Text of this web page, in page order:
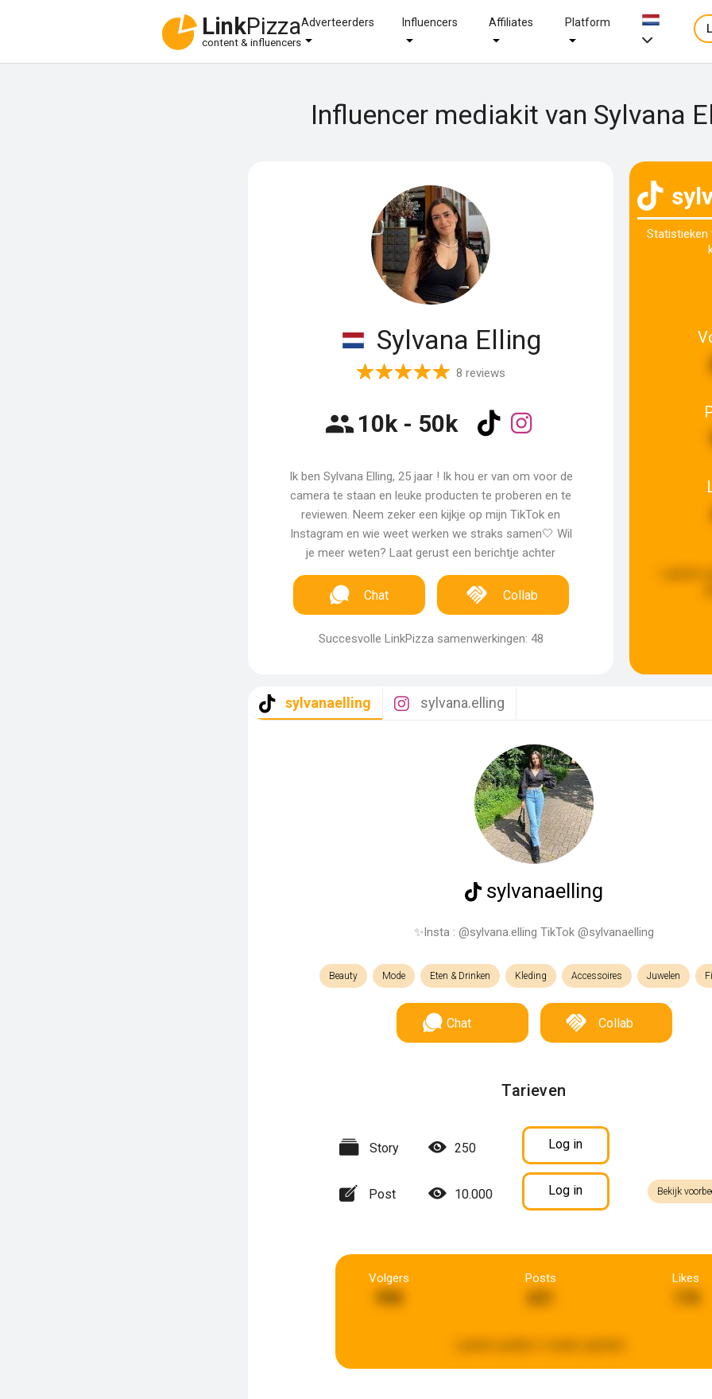
LinkPizza
content & influencers
Adverteerders Influencers Affiliates Platform
Influencer mediakit van Sylvana
Sylvana Elling
8 reviews
10k - 50k
Ik ben Sylvana Elling, 25 jaar ! Ik hou er van om voor de
camera te staan en leuke producten te proberen en te
reviewen. Neem zeker een kijkje op mijn TikTok en
Instagram en wie weet werken we straks samen🤍 Wil
je meer weten? Laat gerust een berichtje achter
Chat Collab
Succesvolle LinkPizza samenwerkingen: 48
sylvanaelling sylvana.elling
sylvanaelling
✨Insta : @sylvana.elling TikTok @sylvanaelling
Beauty Mode Eten & Drinken Kleding Accessoires Juwelen
Chat Collab
Tarieven
Story 250 Log in
Post 10.000 Log in Bekijk
Volgers Posts Likes